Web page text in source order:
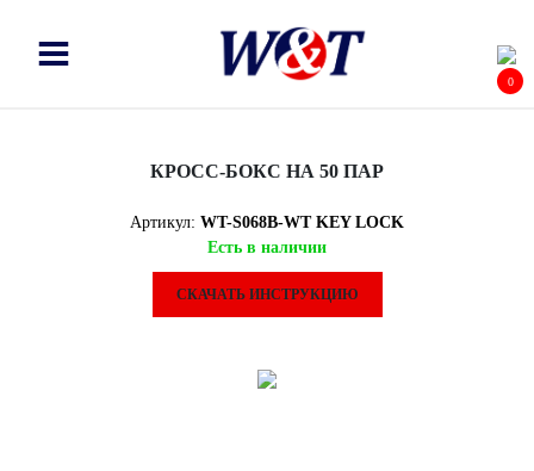
0
КРОСС-БОКС НА 50 ПАР
Артикул: WT-S068B-WT KEY LOCK
Есть в наличии
СКАЧАТЬ ИНСТРУКЦИЮ